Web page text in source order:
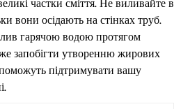
частки сміття. Не виливайте в
вони осідають на стінках труб.
гарячою водою протягом
запобігти утворенню жирових
підтримувати вашу